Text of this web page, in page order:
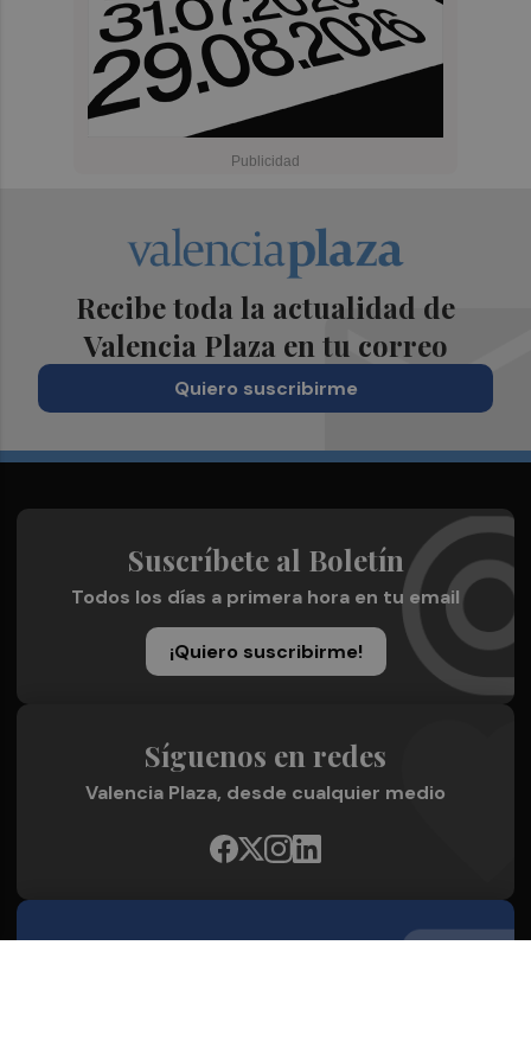
Recibe toda la actualidad de
Valencia Plaza en tu correo
Quiero suscribirme
Suscríbete al Boletín
Todos los días a primera hora en tu email
¡Quiero suscribirme!
Síguenos en redes
Valencia Plaza, desde cualquier medio
Quienes Somos